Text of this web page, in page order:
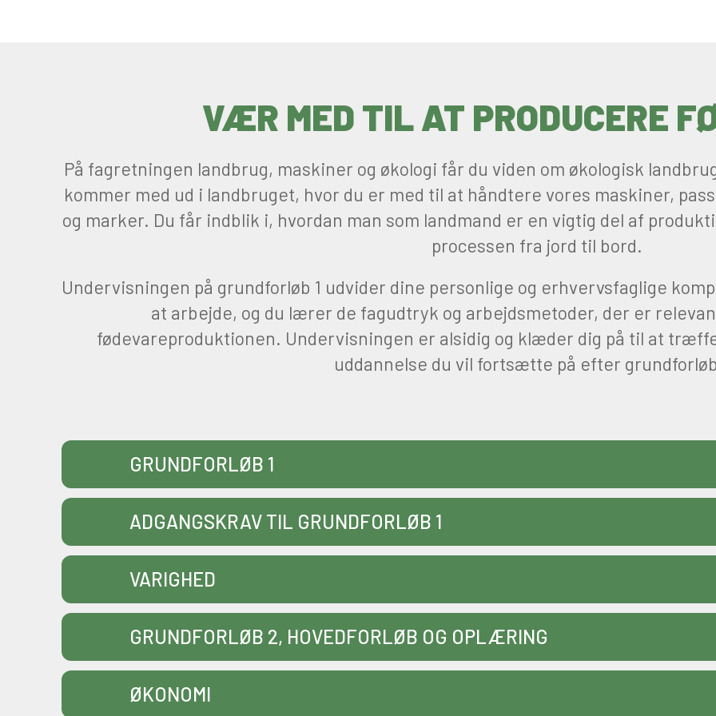
VÆR MED TIL AT PRODUCERE
På fagretningen landbrug, maskiner og økologi får du viden om økologisk
kommer med ud i landbruget, hvor du er med til at håndtere vores maskiner,
og marker. Du får indblik i, hvordan man som landmand er en vigtig del af
processen fra jord til bord.
Undervisningen på grundforløb 1 udvider dine personlige og erhvervsfaglige
at arbejde, og du lærer de fagudtryk og arbejdsmetoder, der er
fødevareproduktionen. Undervisningen er alsidig og klæder dig på til at
uddannelse du vil fortsætte på efter
GRUNDFORLØB 1
ADGANGSKRAV TIL GRUNDFORLØB 1
VARIGHED
GRUNDFORLØB 2, HOVEDFORLØB OG OPLÆRING
ØKONOMI